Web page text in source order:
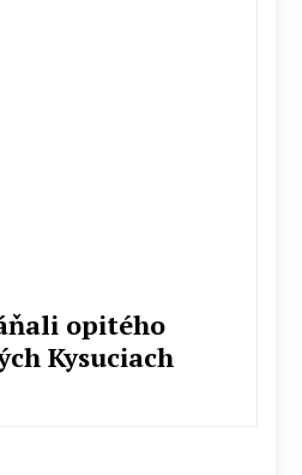
opitého
Kysuciach